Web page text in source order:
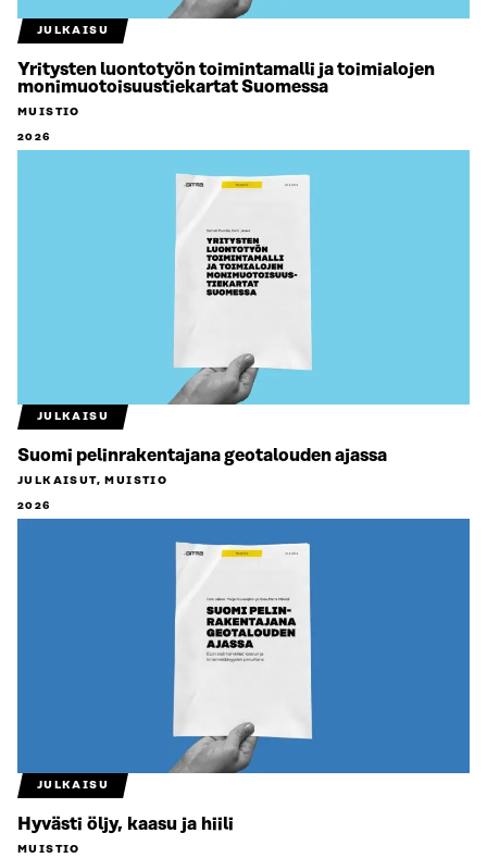
JULKAISU
Yritysten luontotyön toimintamalli ja toimialojen
monimuotoisuustiekartat Suomessa
MUISTIO
2026
JULKAISU
Suomi pelinrakentajana geotalouden ajassa
JULKAISUT, MUISTIO
2026
JULKAISU
Hyvästi öljy, kaasu ja hiili
MUISTIO